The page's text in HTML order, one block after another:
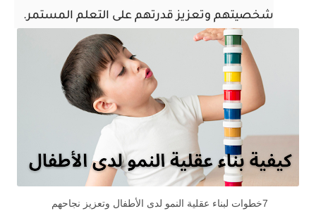
شخصيتهم وتعزيز قدرتهم على التعلم المستمر.
7خطوات لبناء عقلية النمو لدى الأطفال وتعزيز نجاحهم